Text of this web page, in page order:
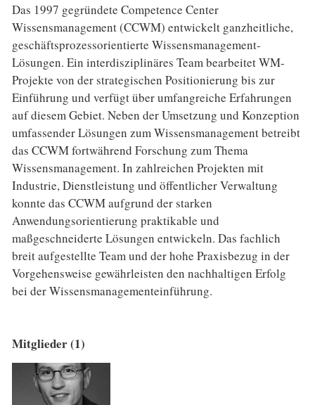
Das 1997 gegründete Competence Center
Wissensmanagement (CCWM) entwickelt ganzheitliche,
geschäftsprozessorientierte Wissensmanagement-
Lösungen. Ein interdisziplinäres Team bearbeitet WM-
Projekte von der strategischen Positionierung bis zur
Einführung und verfügt über umfangreiche Erfahrungen
auf diesem Gebiet. Neben der Umsetzung und Konzeption
umfassender Lösungen zum Wissensmanagement betreibt
das CCWM fortwährend Forschung zum Thema
Wissensmanagement. In zahlreichen Projekten mit
Industrie, Dienstleistung und öffentlicher Verwaltung
konnte das CCWM aufgrund der starken
Anwendungsorientierung praktikable und
maßgeschneiderte Lösungen entwickeln. Das fachlich
breit aufgestellte Team und der hohe Praxisbezug in der
Vorgehensweise gewährleisten den nachhaltigen Erfolg
bei der Wissensmanagementeinführung.
Mitglieder (1)